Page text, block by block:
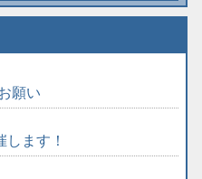
願い
ます！